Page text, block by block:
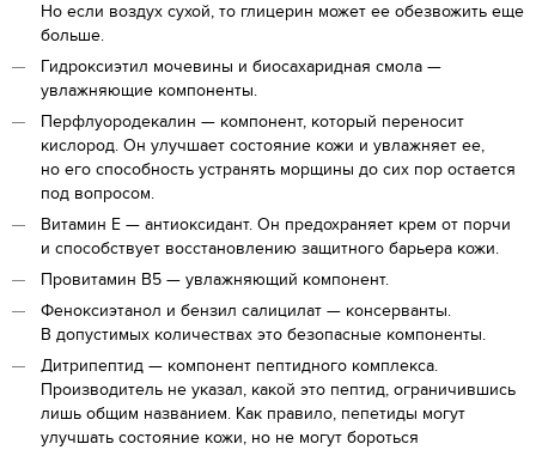
Но если воздух сухой, то глицерин может ее обезвожить еще
больше.
Гидроксиэтил мочевины и биосахаридная смола —
увлажняющие компоненты.
Перфлуородекалин — компонент, который переносит
кислород. Он улучшает состояние кожи и увлажняет ее,
но его способность устранять морщины до сих пор остается
под вопросом.
Витамин Е — антиоксидант. Он предохраняет крем от порчи
и способствует восстановлению защитного барьера кожи.
Провитамин В5 — увлажняющий компонент.
Феноксиэтанол и бензил салицилат — консерванты.
В допустимых количествах это безопасные компоненты.
Дитрипептид — компонент пептидного комплекса.
Производитель не указал, какой это пептид, ограничившись
лишь общим названием. Как правило, пепетиды могут
улучшать состояние кожи, но не могут бороться